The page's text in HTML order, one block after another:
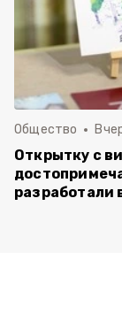
Общество
Открытку с
разработали